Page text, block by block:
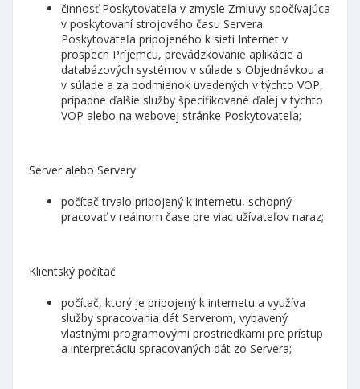
činnosť Poskytovateľa v zmysle Zmluvy spočívajúca
v poskytovaní strojového času Servera
Poskytovateľa pripojeného k sieti Internet v
prospech Príjemcu, prevádzkovanie aplikácie a
databázových systémov v súlade s Objednávkou a
v súlade a za podmienok uvedených v týchto VOP,
prípadne ďalšie služby špecifikované ďalej v týchto
VOP alebo na webovej stránke Poskytovateľa;
Server alebo Servery
počítač trvalo pripojený k internetu, schopný
pracovať v reálnom čase pre viac užívateľov naraz;
Klientský počítač
počítač, ktorý je pripojený k internetu a využíva
služby spracovania dát Serverom, vybavený
vlastnými programovými prostriedkami pre prístup
a interpretáciu spracovaných dát zo Servera;